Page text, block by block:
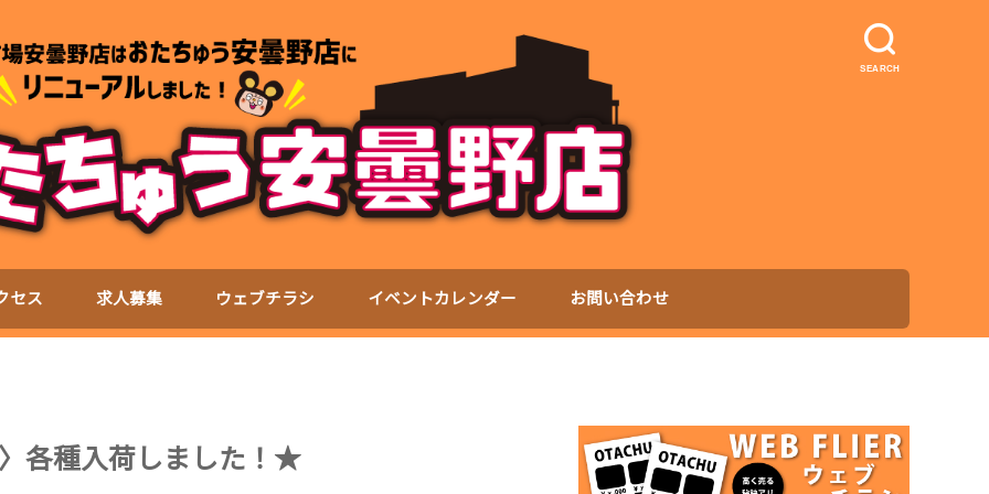
SEARCH
セス 求人募集 ウェブチラシ イベントカレンダー お問い合わせ
各種入荷しました！★